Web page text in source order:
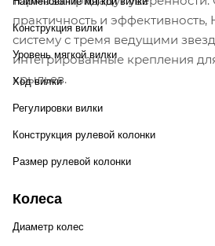
практичность и эффективность,
систему с тремя ведущими
интегрированные крепления
крыльев.
Конструкция вилки
Уровень мягкой вилки
Ход вилки
Регулировки вилки
Конструкция рулевой колонки
Размер рулевой колонки
Колеса
Диаметр колес